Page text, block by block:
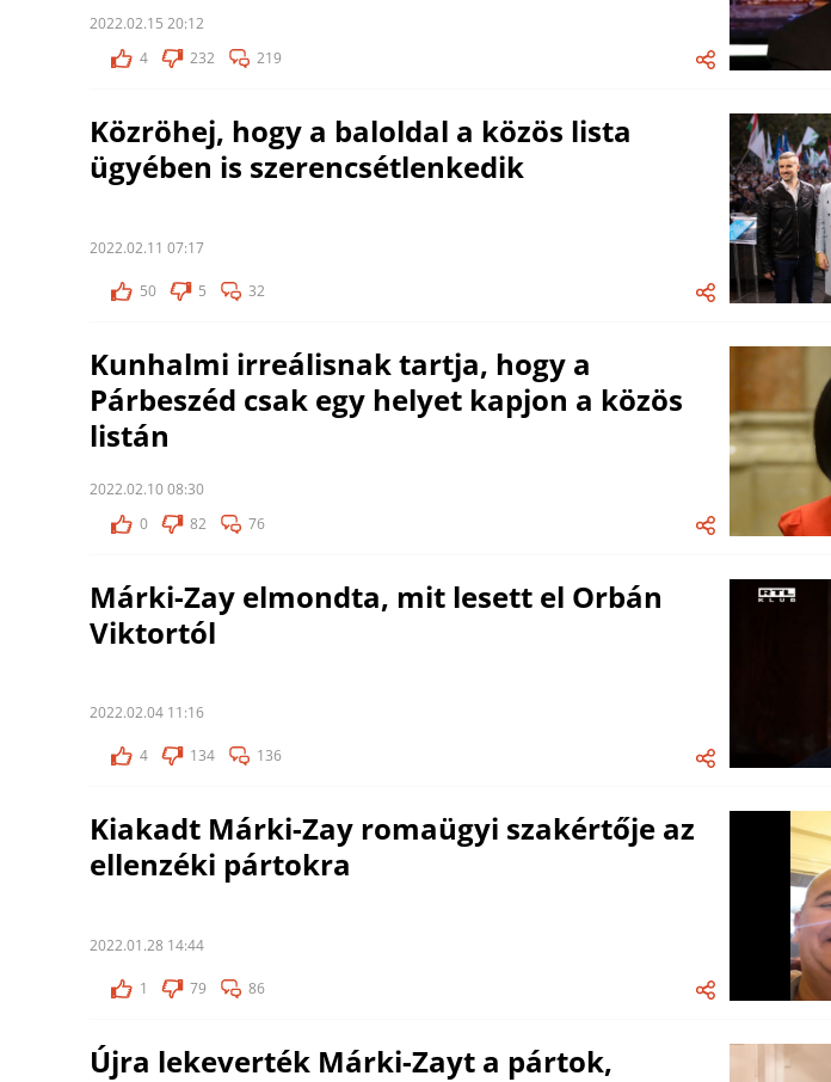
2022.02.15 20:12
4
232 219
Közröhej, hogy a baloldal a közös lista
ügyében is szerencsétlenkedik
2022.02.11 07:17
50 5 32
Kunhalmi irreálisnak tartja, hogy a
Párbeszéd csak egy helyet kapjon a közös
listán
2022.02.10 08:30
0
82 76
Márki-Zay elmondta, mit lesett el Orbán
Viktortól
2022.02.04 11:16
4 134 136
Kiakadt Márki-Zay romaügyi szakértője az
ellenzéki pártokra
2022.01.28 14:44
1 79 86
Újra lekeverték Márki-Zayt a pártok,